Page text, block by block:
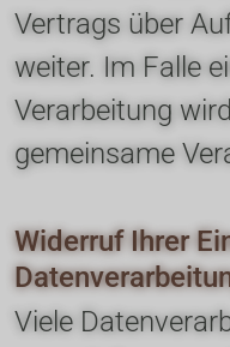
Vertrags über
weiter. Im Falle
Verarbeitung
gemeinsame
Widerruf Ihrer
Viele